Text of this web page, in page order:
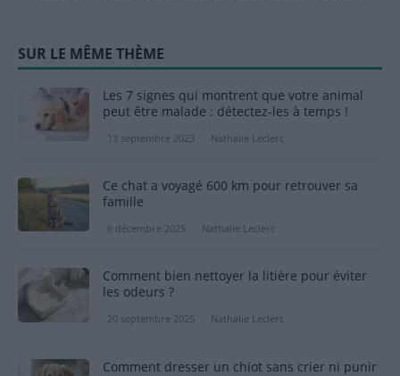
SUR LE MÊME THÈME
Les 7 signes qui montrent que votre animal
peut être malade : détectez-les à temps !
13 septembre 2023 Nathalie Leclerc
Ce chat a voyagé 600 km pour retrouver sa
famille
6 décembre 2025 Nathalie Leclerc
Comment bien nettoyer la litière pour éviter
les odeurs ?
20 septembre 2025 Nathalie Leclerc
Comment dresser un chiot sans crier ni punir